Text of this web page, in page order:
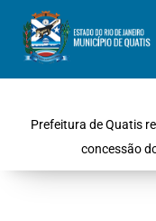
Prefeitura de Quatis
concessão